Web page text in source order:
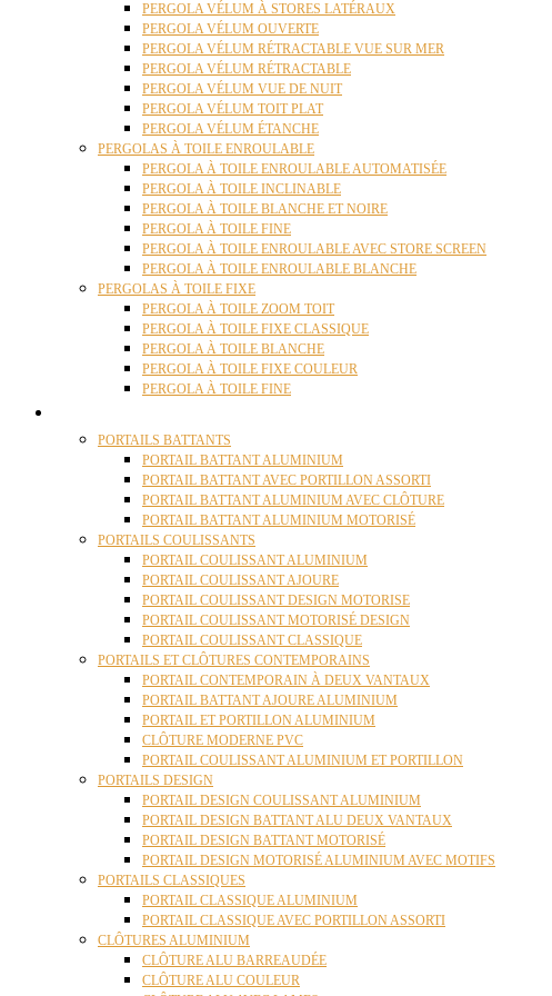
PERGOLA VÉLUM À STORES LATÉRAUX
PERGOLA VÉLUM OUVERTE
PERGOLA VÉLUM RÉTRACTABLE VUE SUR MER
PERGOLA VÉLUM RÉTRACTABLE
PERGOLA VÉLUM VUE DE NUIT
PERGOLA VÉLUM TOIT PLAT
PERGOLA VÉLUM ÉTANCHE
PERGOLAS À TOILE ENROULABLE
PERGOLA À TOILE ENROULABLE AUTOMATISÉE
PERGOLA À TOILE INCLINABLE
PERGOLA À TOILE BLANCHE ET NOIRE
PERGOLA À TOILE FINE
PERGOLA À TOILE ENROULABLE AVEC STORE SCREEN
PERGOLA À TOILE ENROULABLE BLANCHE
PERGOLAS À TOILE FIXE
PERGOLA À TOILE ZOOM TOIT
PERGOLA À TOILE FIXE CLASSIQUE
PERGOLA À TOILE BLANCHE
PERGOLA À TOILE FIXE COULEUR
PERGOLA À TOILE FINE
PORTAILS BATTANTS
PORTAIL BATTANT ALUMINIUM
PORTAIL BATTANT AVEC PORTILLON ASSORTI
PORTAIL BATTANT ALUMINIUM AVEC CLÔTURE
PORTAIL BATTANT ALUMINIUM MOTORISÉ
PORTAILS COULISSANTS
PORTAIL COULISSANT ALUMINIUM
PORTAIL COULISSANT AJOURE
PORTAIL COULISSANT DESIGN MOTORISE
PORTAIL COULISSANT MOTORISÉ DESIGN
PORTAIL COULISSANT CLASSIQUE
PORTAILS ET CLÔTURES CONTEMPORAINS
PORTAIL CONTEMPORAIN À DEUX VANTAUX
PORTAIL BATTANT AJOURE ALUMINIUM
PORTAIL ET PORTILLON ALUMINIUM
CLÔTURE MODERNE PVC
PORTAIL COULISSANT ALUMINIUM ET PORTILLON
PORTAILS DESIGN
PORTAIL DESIGN COULISSANT ALUMINIUM
PORTAIL DESIGN BATTANT ALU DEUX VANTAUX
PORTAIL DESIGN BATTANT MOTORISÉ
PORTAIL DESIGN MOTORISÉ ALUMINIUM AVEC MOTIFS
PORTAILS CLASSIQUES
PORTAIL CLASSIQUE ALUMINIUM
PORTAIL CLASSIQUE AVEC PORTILLON ASSORTI
CLÔTURES ALUMINIUM
CLÔTURE ALU BARREAUDÉE
CLÔTURE ALU COULEUR